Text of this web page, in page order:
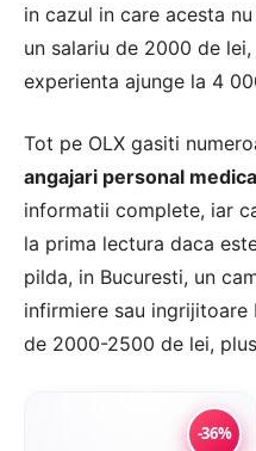
in cazul in care acesta
un salariu de 2000 de
experienta ajunge la 4
Tot pe OLX gasiti
angajari personal
informatii complete, iar
la prima lectura daca
pilda, in Bucuresti, un
infirmiere sau ingrijitoare
de 2000-2500 de lei,
-36%